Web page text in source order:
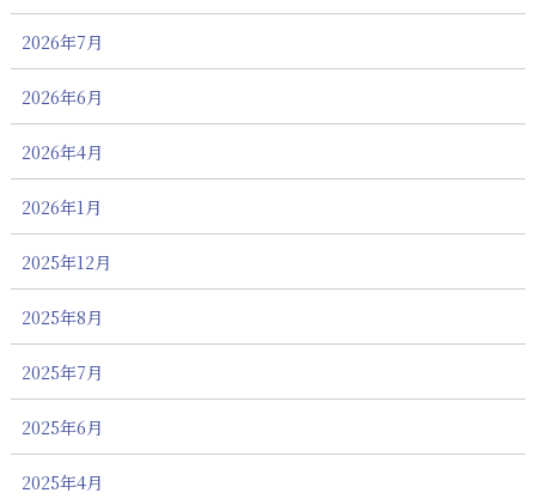
2026年7月
2026年6月
2026年4月
2026年1月
2025年12月
2025年8月
2025年7月
2025年6月
2025年4月